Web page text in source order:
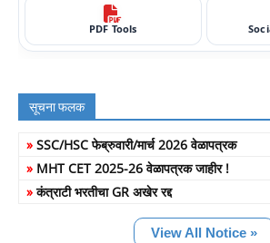
PDF Tools
सूचना फलक
» SSC/HSC फेब्रुवारी/मार्च 2026 वेळापत्रक
» MHT CET 2025-26 वेळापत्रक जाहीर !
»कंत्राटी भरतीचा GR अखेर रद्द
View All Notice »